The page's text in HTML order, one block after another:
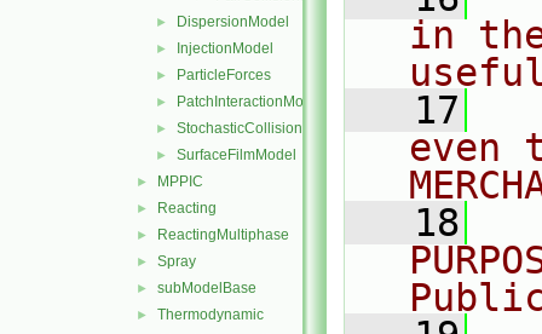
► DispersionModel
► InjectionModel
► ParticleForces
► PatchInteractionModel
► StochasticCollision
► SurfaceFilmModel
► MPPIC
► Reacting
► ReactingMultiphase
► Spray
► subModelBase
►
Thermodynamic
in
   17
even
   18